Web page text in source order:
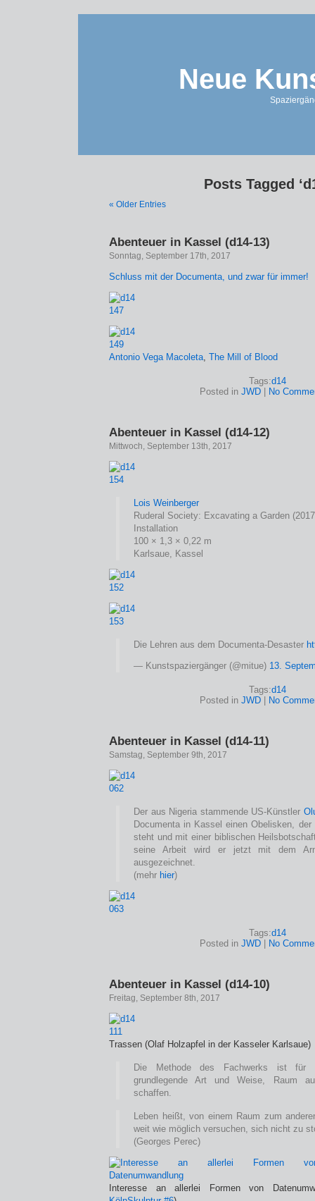
Neue
Posts Tagged
« Older Entries
Abenteuer in Kassel (d14-13)
Sonntag, September 17th, 2017
Schluss mit der Documenta, und zwar für immer!
Antonio Vega Macoleta, The Mill of Blood
Tags:d14
Posted in JWD No
Abenteuer in Kassel (d14-12)
Mittwoch, September 13th, 2017
Lois Weinberger
Ruderal Society: Excavating a Garden
Installation
100 × 1,3 × 0,22 m
Karlsaue, Kassel
Die Lehren aus dem Documenta-Desaster
— Kunstspaziergänger (@mitue) 13.
Tags:d14
Posted in JWD No
Abenteuer in Kassel (d14-11)
Samstag, September 9th, 2017
Der aus Nigeria stammende US-Künstler
Documenta in Kassel einen Obelisken,
steht und mit einer biblischen
seine Arbeit wird er jetzt mit dem
ausgezeichnet.
(mehr hier)
Tags:d14
Posted in JWD No
Abenteuer in Kassel (d14-10)
Freitag, September 8th, 2017
Trassen (Olaf Holzapfel in der Kasseler Karlsaue)
Die Methode des Fachwerks ist für
grundlegende Art und Weise, Raum
schaffen.
Leben heißt, von einem Raum zum
weit wie möglich versuchen, sich nicht zu
(Georges Perec)
Interesse an allerlei Formen von